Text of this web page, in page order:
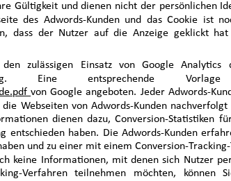
Gültigkeit und dienen nicht der persönlichen
des Adwords-Kunden und das Cookie ist
dass der Nutzer auf die Anzeige geklickt
zulässigen Einsatz von Google Analytics
Eine entsprechende
von Google angeboten. Jeder Adwords-
Webseiten von Adwords-Kunden
dienen dazu, Conversion-Statistiken
entschieden haben. Die Adwords-Kunden
und zu einer mit einem Conversion-
keine Informationen, mit denen sich Nutzer
Verfahren teilnehmen möchten, können